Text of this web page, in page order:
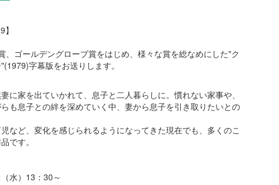
】
、ゴールデングローブ賞をはじめ、様々な賞を総なめにした"ク
字幕版をお送りします。
に家を出ていかれて、息子と二人暮らしに。慣れない家事や、
も息子との絆を深めていく中、妻から息子を引き取りたいとの
など、変化を感じられるようになってきた現在でも、多くのこ
です。
水）13：30～